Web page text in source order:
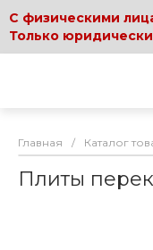
С физическими
Только
Главная / Каталог
Плиты